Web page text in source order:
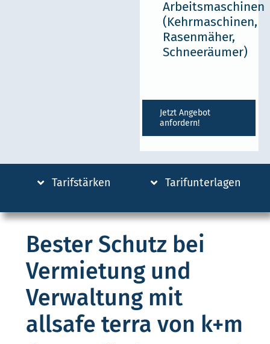
Arbeitsmaschinen
(Kehrmaschinen,
Rasenmäher,
Schneeräumer)
Jetzt Angebot
anfordern!
Tarifstärken Tarifunterlagen
Bester Schutz bei
Vermietung und
Verwaltung mit
allsafe terra von k+m